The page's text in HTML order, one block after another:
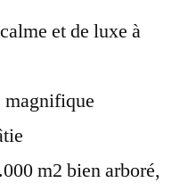
et de luxe à
magnifique
m2 bien arboré,